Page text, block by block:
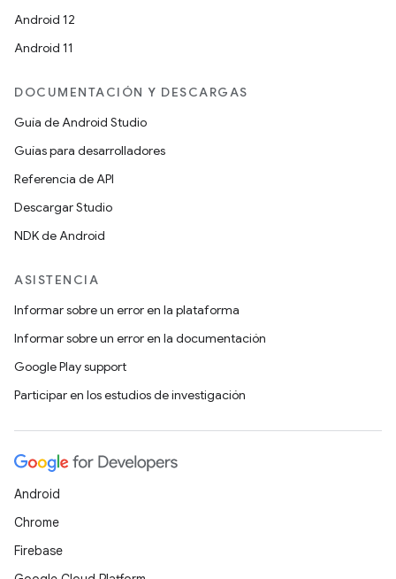
Android 12
Android 11
DOCUMENTACIÓN Y DESCARGAS
Guía de Android Studio
Guías para desarrolladores
Referencia de API
Descargar Studio
NDK de Android
ASISTENCIA
Informar sobre un error en la plataforma
Informar sobre un error en la documentación
Google Play support
Participar en los estudios de investigación
Android
Chrome
Firebase